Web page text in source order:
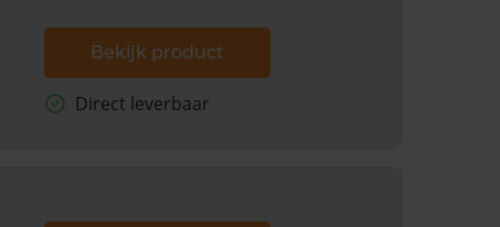
Bekijk product
Direct leverbaar